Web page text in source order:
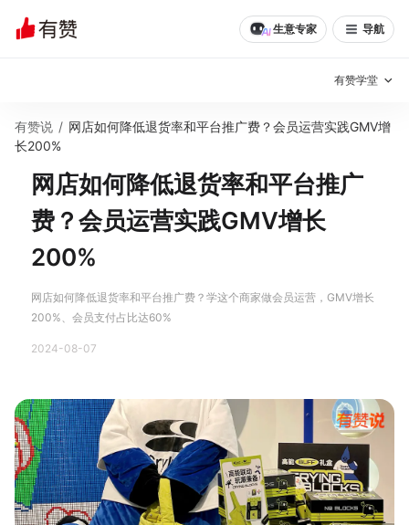
生意专家 导航
有赞学堂
有赞说增长
私域日历 增长方法
有赞说案例拆解 有赞专家说
有赞成功案例
面对面聊增长
有赞春季发布会
新零售私享会 门店经营增长公开课
AllValue 战略合作
增长产品指南
有赞说 / 网店如何降低退货率和平台推广费？会员运营实践GMV增
长200%
网店如何降低退货率和平台推广
费？会员运营实践GMV增长
200%
网店如何降低退货率和平台推广费？学这个商家做会员运营，GMV增长
200%、会员支付占比达60%
2024-08-07